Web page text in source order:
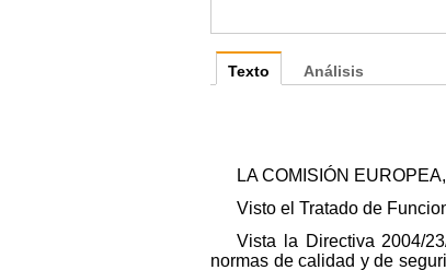
Texto
LA COMISIÓN EUROPEA,
Visto el Tratado de
Vista la Directiva 2004/
normas de calidad y de
Análisis